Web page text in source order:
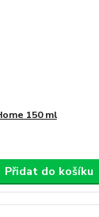
150 ml
Přidat do košíku